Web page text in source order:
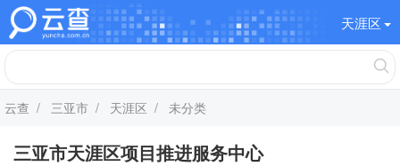
天涯区
云查 / 三亚市 / 天涯区 / 未分类
三亚市天涯区项目推进服务中心